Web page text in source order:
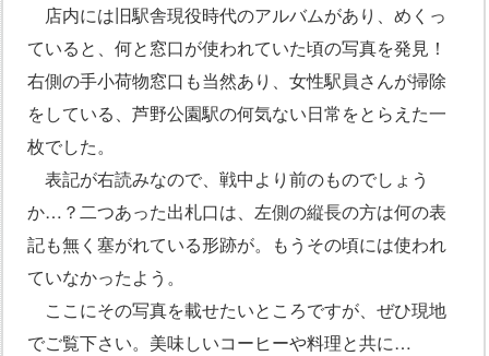
店内には旧駅舎現役時代のアルバムがあり、めくっ
ていると、何と窓口が使われていた頃の写真を発見！
右側の手小荷物窓口も当然あり、女性駅員さんが掃除
をしている、芦野公園駅の何気ない日常をとらえた一
枚でした。
表記が右読みなので、戦中より前のものでしょう
か…？二つあった出札口は、左側の縦長の方は何の表
記も無く塞がれている形跡が。もうその頃には使われ
ていなかったよう。
ここにその写真を載せたいところですが、ぜひ現地
でご覧下さい。美味しいコーヒーや料理と共に…